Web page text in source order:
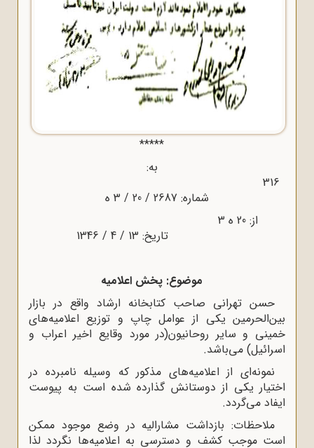
*****
به:
شماره: 2687 / 20 / 3 ه‌
تاریخ: 13 / 4 / 1346
موضوع: پخش اعلامیه
حسن تهرانی صاحب کتابخانه ارشاد واقع در بازار
بین‌الحرمین یکی از عوامل چاپ و توزیع اعلامیه‌های
خمینی و سایر روحانیون(در مورد وقایع اخیر اعراب و
اسرائیل) می‌باشد.
نمونه‌ای از اعلامیه‌های مذکور که وسیله نامبرده در
اختیار یکی از دوستانش گذارده شده است به پیوست
ایفاد می‌گردد.
ملاحظات: بازداشت مشارالیه در وضع موجود ممکن
است موجب کشف و دسترسی به اعلامیه‌ها نگردد لذا